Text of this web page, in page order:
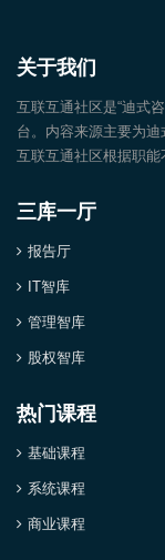
关于我们
互联互通社区是“迪式
台。内容来源主要为迪
互联互通社区根据职能
三库一厅
报告厅
IT智库
管理智库
股权智库
热门课程
基础课程
系统课程
商业课程